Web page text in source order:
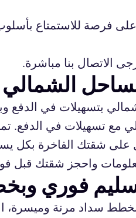
للاستمتاع
الاتصال بنا مباشرة.
بتسهيلات في الدفع
تسهيلات في الدفع.
شقتك الفاخرة بكل يسر
واحجز شقتك قبل
فوري
سداد مرنة وميسرة،